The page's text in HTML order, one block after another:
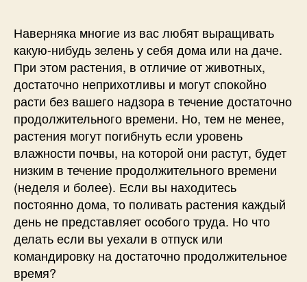
о
м
а
т
и
ч
с
к
я
о
р
о
с
и
Наверняка многие из вас любят выращивать
какую-нибудь зелень у себя дома или на даче.
При этом растения, в отличие от животных,
достаточно неприхотливы и могут спокойно
расти без вашего надзора в течение достаточно
продолжительного времени. Но, тем не менее,
растения могут погибнуть если уровень
влажности почвы, на которой они растут, будет
низким в течение продолжительного времени
(неделя и более). Если вы находитесь
постоянно дома, то поливать растения каждый
день не представляет особого труда. Но что
делать если вы уехали в отпуск или
командировку на достаточно продолжительное
время?